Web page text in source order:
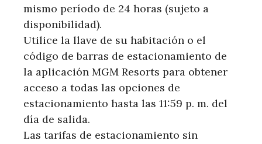
mismo período de 24 horas (sujeto a
disponibilidad).
Utilice la llave de su habitación o el
código de barras de estacionamiento de
la aplicación MGM Resorts para obtener
acceso a todas las opciones de
estacionamiento hasta las 11:59 p. m. del
día de salida.
Las tarifas de estacionamiento sin